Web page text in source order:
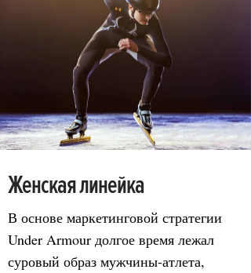
Женская линейка
В основе маркетинговой стратегии
Under Armour долгое время лежал
суровый образ мужчины-атлета,